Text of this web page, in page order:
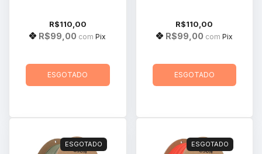
R$110,00
R$99,00 com Pix
ESGOTADO
R$110,00
R$99,00 com Pix
ESGOTADO
ESGOTADO ESGOTADO